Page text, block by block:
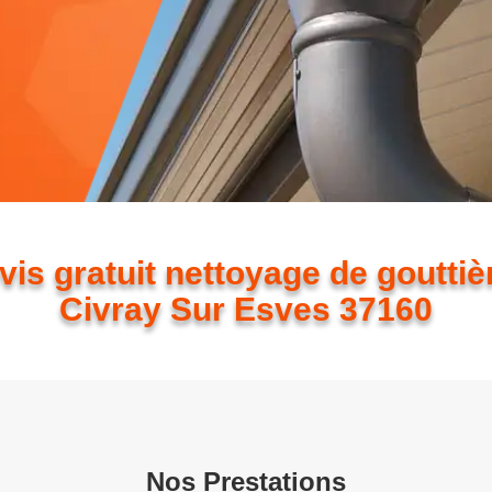
gratuit nettoyage de
Civray Sur Esves 37160
Nos Prestations